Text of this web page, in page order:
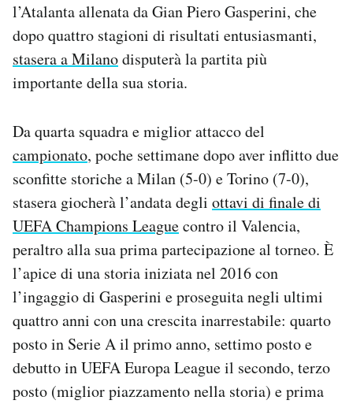
l’Atalanta allenata da Gian Piero Gasperini, che
dopo quattro stagioni di risultati entusiasmanti,
stasera a Milanodisputerà la partita più
importante della sua storia.
Da quarta squadra e miglior attacco del
campionato, poche settimane dopo aver inflitto due
sconfitte storiche a Milan (5-0) e Torino (7-0),
stasera giocherà l’andata degli ottavi di finale di
UEFA Champions Leaguecontro il Valencia,
peraltro alla sua prima partecipazione al torneo. È
l’apice di una storia iniziata nel 2016 con
l’ingaggio di Gasperini e proseguita negli ultimi
quattro anni con una crescita inarrestabile: quarto
posto in Serie A il primo anno, settimo posto e
debutto in UEFA Europa League il secondo, terzo
posto (miglior piazzamento nella storia) e prima